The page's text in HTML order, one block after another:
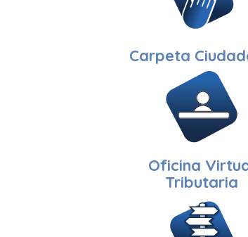
Carpeta
Oficina
Tributaria